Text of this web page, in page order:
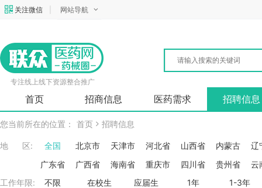
关注微信 网站导航
专注线上线下资源整合推广
首页 招商信息 医药需求 招聘信息
您当前所在的位置： 首页 招聘信息
地 区: 全国 北京市 天津市 河北省 山西省 内蒙古
辽
广东省
广西省 海南省 重庆市 四川省 贵州省
云
工作年限:
不限 在校生 应届生 1年
1-3年